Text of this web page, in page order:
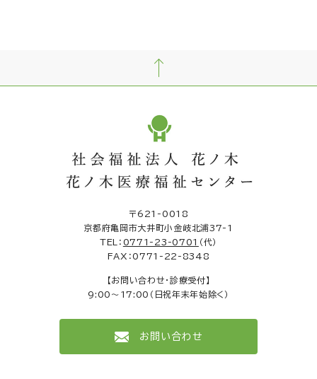
〒621-0018
京都府亀岡市大井町小金岐北浦37-1
TEL： 0771-23-0701 （代）
FAX：0771-22-8348
【お問い合わせ・診療受付】
9:00～17:00（日祝年末年始除く）
お問い合わせ